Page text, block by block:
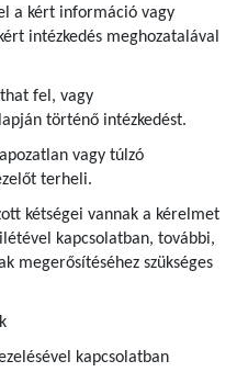
a kért információ vagy
intézkedés meghozatalával
fel, vagy
történő intézkedést.
vagy túlzó
terheli.
kétségei vannak a kérelmet
kapcsolatban, további,
megerősítéséhez szükséges
kapcsolatban